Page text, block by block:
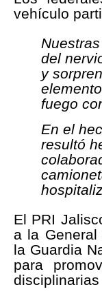
vehículo
del
y
fuego
En el
resultó
El PRI
a la
la Guardia
para